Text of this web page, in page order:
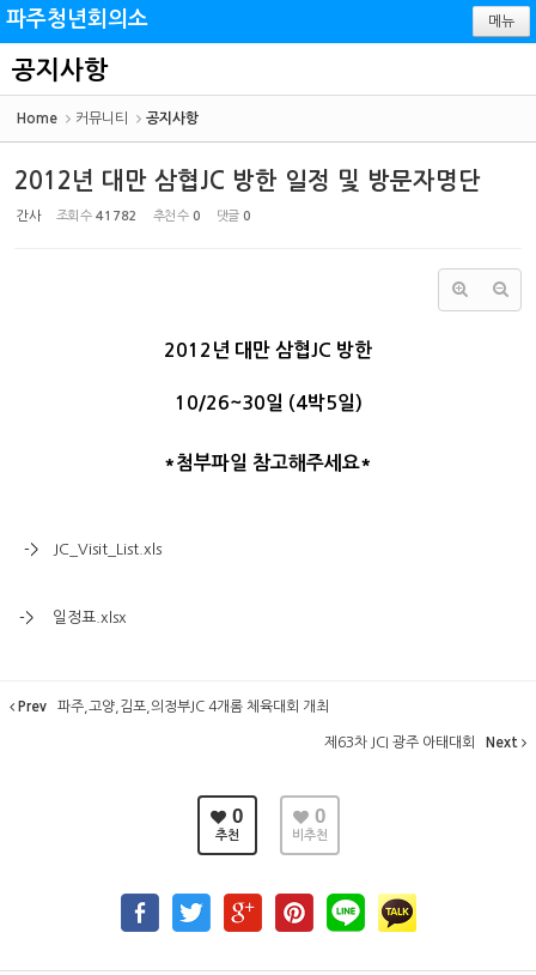
파주청년회의소 메뉴
공지사항
Home 커뮤니티 공지사항
2012년 대만 삼협JC 방한 일정 및 방문자명단
간사 조회 수 41782 추천 수 0 댓글 0
2012년 대만 삼협JC 방한
10/26~30일 (4박5일)
*첨부파일 참고해주세요*
-> JC_Visit_List.xls
-> 일정표.xlsx
Prev 파주,고양,김포,의정부JC 4개롬 체육대회 개최
제63차 JCI 광주 아태대회 Next
0
추천
0
비추천